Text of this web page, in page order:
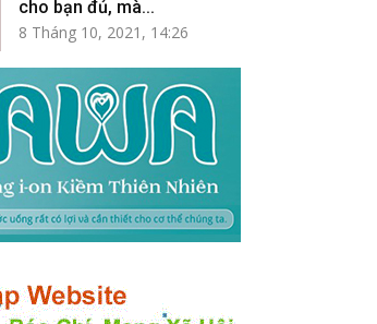
cho bạn đủ, mà...
8 Tháng 10, 2021, 14:26